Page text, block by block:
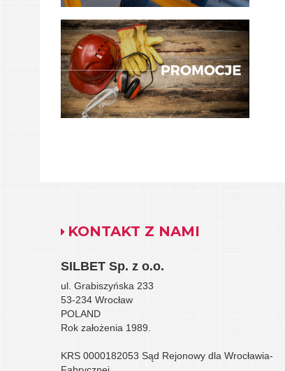
KONTAKT Z NAMI
SILBET Sp. z o.o.
ul. Grabiszyńska 233
53-234 Wrocław
POLAND
Rok założenia 1989.
KRS 0000182053 Sąd Rejonowy dla Wrocławia-